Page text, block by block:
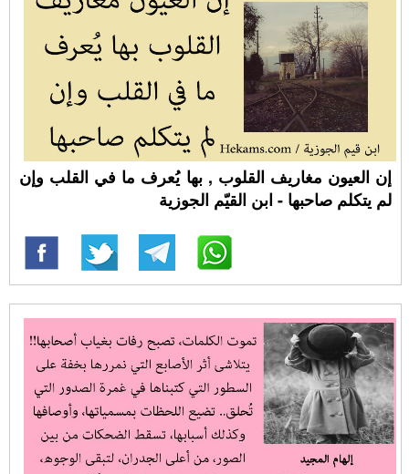
إن العيون مغاريف القلوب , بها يُعرف ما في القلب وإن
لم يتكلم صاحبها - ابن القيّم الجوزية